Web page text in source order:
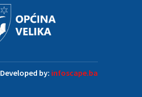
Developed by: infoscape.ba